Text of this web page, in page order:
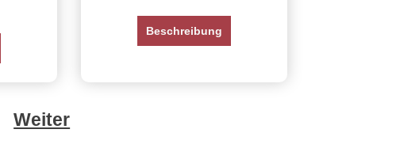
Beschreibung
Weiter